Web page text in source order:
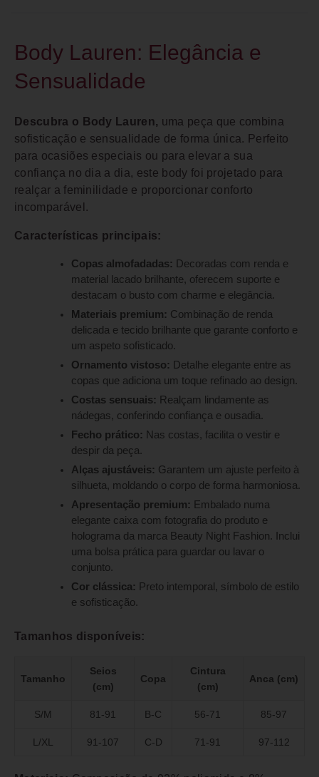
Body Lauren: Elegância e
Sensualidade
Descubra o Body Lauren, uma peça que combina
sofisticação e sensualidade de forma única. Perfeito
para ocasiões especiais ou para elevar a sua
confiança no dia a dia, este body foi projetado para
realçar a feminilidade e proporcionar conforto
incomparável.
Características principais:
Copas almofadadas: Decoradas com renda e
material lacado brilhante, oferecem suporte e
destacam o busto com charme e elegância.
Materiais premium: Combinação de renda
delicada e tecido brilhante que garante conforto e
um aspeto sofisticado.
Ornamento vistoso: Detalhe elegante entre as
copas que adiciona um toque refinado ao design.
Costas sensuais: Realçam lindamente as
nádegas, conferindo confiança e ousadia.
Fecho prático: Nas costas, facilita o vestir e
despir da peça.
Alças ajustáveis: Garantem um ajuste perfeito à
silhueta, moldando o corpo de forma harmoniosa.
Apresentação premium: Embalado numa
elegante caixa com fotografia do produto e
holograma da marca Beauty Night Fashion. Inclui
uma bolsa prática para guardar ou lavar o
conjunto.
Cor clássica: Preto intemporal, símbolo de estilo
e sofisticação.
Tamanhos disponíveis:
Tamanho
Seios
(cm)
Copa
Cintura
(cm)
Anca (cm)
S/M 81-91 B-C 56-71 85-97
L/XL 91-107 C-D 71-91 97-112